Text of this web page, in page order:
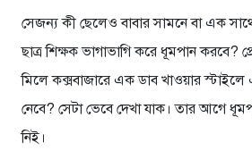
সেজন্য কী ছেলেও বাবার সামনে বা এক
ছাত্র শিক্ষক ভাগাভাগি করে ধূমপান করবে?
মিলে কক্সবাজারে এক ডাব খাওয়ার
নেবে? সেটা ভেবে দেখা যাক। তার আগে
নিই।